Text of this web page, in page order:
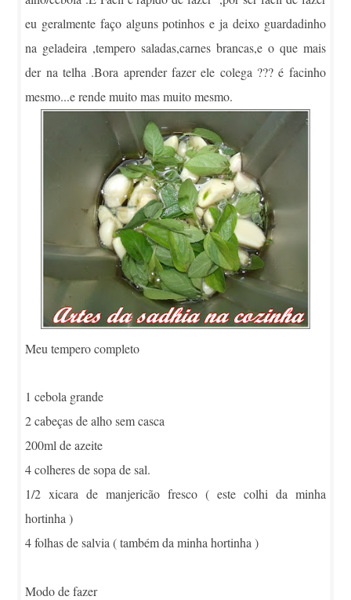
eu geralmente faço alguns potinhos e ja deixo guardadinho
na geladeira ,tempero saladas,carnes brancas,e o que mais
der na telha .Bora aprender fazer ele colega ??? é facinho
mesmo...e rende muito mas muito mesmo.
Meu tempero completo
1 cebola grande
2 cabeças de alho sem casca
200ml de azeite
4 colheres de sopa de sal.
1/2 xicara de manjericão fresco ( este colhi da minha
hortinha )
4 folhas de salvia ( também da minha hortinha )
Modo de fazer